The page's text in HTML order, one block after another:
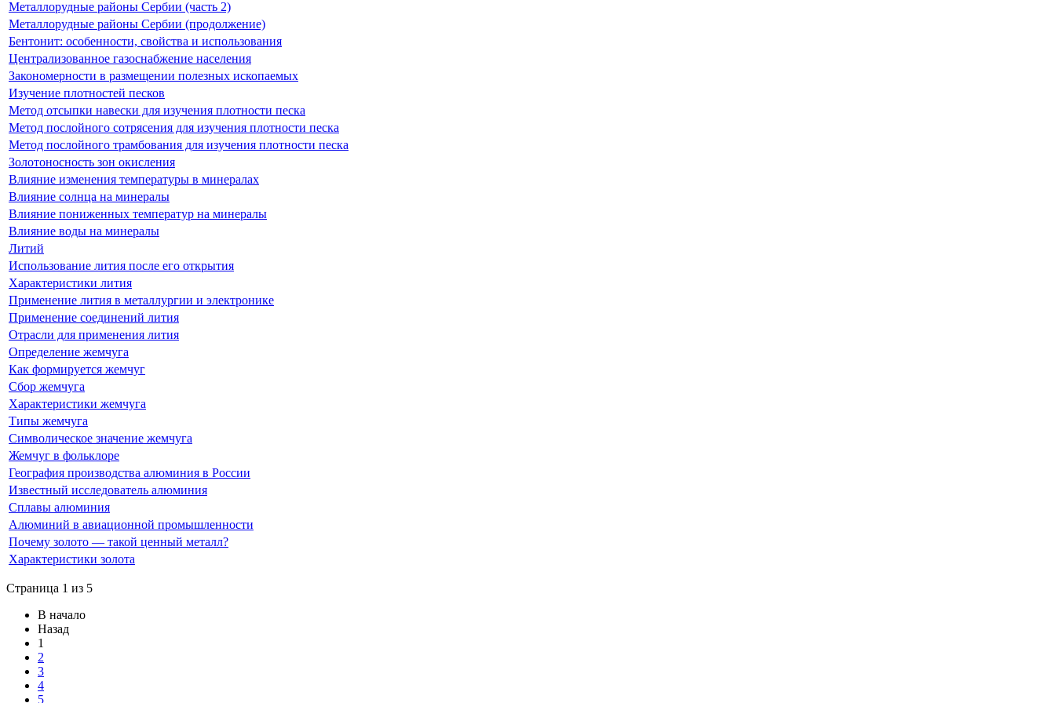
Металлорудные районы Сербии (часть 2)
Металлорудные районы Сербии (продолжение)
Бентонит: особенности, свойства и использования
Централизованное газоснабжение населения
Закономерности в размещении полезных ископаемых
Изучение плотностей песков
Метод отсыпки навески для изучения плотности песка
Метод послойного сотрясения для изучения плотности песка
Метод послойного трамбования для изучения плотности песка
Золотоносность зон окисления
Влияние изменения температуры в минералах
Влияние солнца на минералы
Влияние пониженных температур на минералы
Влияние воды на минералы
Литий
Использование лития после его открытия
Характеристики лития
Применение лития в металлургии и электронике
Применение соединений лития
Отрасли для применения лития
Определение жемчуга
Как формируется жемчуг
Сбор жемчуга
Характеристики жемчуга
Типы жемчуга
Символическое значение жемчуга
Жемчуг в фольклоре
География производства алюминия в России
Известный исследователь алюминия
Сплавы алюминия
Алюминий в авиационной промышленности
Почему золото — такой ценный металл?
Характеристики золота
Страница 1 из 5
В начало
Назад
1
2
3
4
5